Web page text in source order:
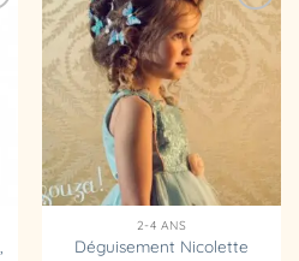
Ajouter
à la
2-4 ANS
Déguisement Nicolette